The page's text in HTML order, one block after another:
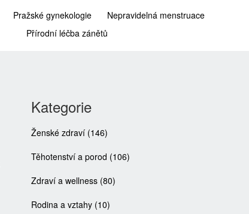
Pražské gynekologie
Nepravidelná menstruace
Přírodní léčba zánětů
Kategorie
Ženské zdraví (146)
Těhotenství a porod (106)
Zdraví a wellness (80)
Rodina a vztahy (10)